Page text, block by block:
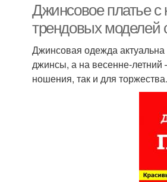
Джинсовое платье с
трендовых моделей
Джинсовая одежда
джинсы, а на весенне-летний
ношения, так и для торжества.